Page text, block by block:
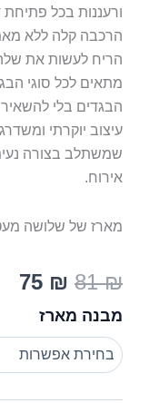
ורעננות בכל
הרכבה קלה ללא
הריח לעשות את
מתאים לכל סוגי
הבגדים בלי להשאיר
עיצוב יוקרתי
שמשתלב בצורה
אירוח.
מארז של שלושה
81₪
המחיר
המקורי
היה:
75 ₪
מבנה מארז
כמות
מארז
שלישיית